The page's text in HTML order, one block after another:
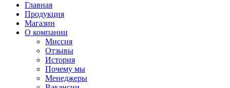
Главная
Продукция
Магазин
О компании
Миссия
Отзывы
История
Почему мы
Менеджеры